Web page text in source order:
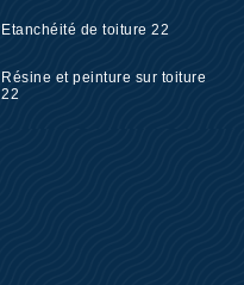
Etanchéité de toiture 22
Résine et peinture sur toiture
22